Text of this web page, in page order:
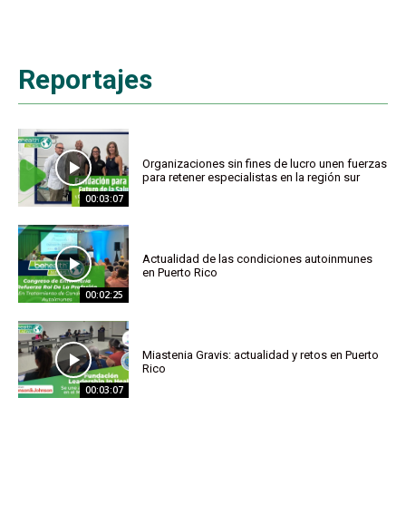
Reportajes
00:03:07
Organizaciones sin fines de lucro unen fuerzas
para retener especialistas en la región sur
00:02:25
Actualidad de las condiciones autoinmunes
en Puerto Rico
00:03:07
Miastenia Gravis: actualidad y retos en Puerto
Rico